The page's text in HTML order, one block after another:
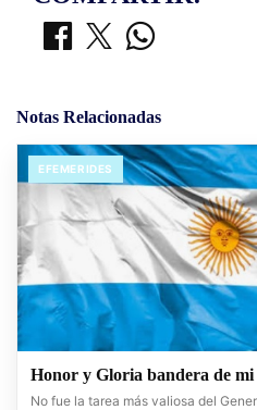
Notas Relacionadas
EFEMERIDES
Honor y Gloria bandera de
No fue la tarea más valiosa del